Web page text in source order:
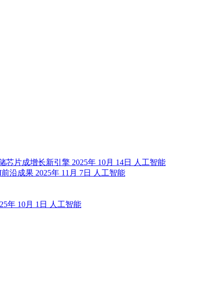
芯片成增长新引擎 2025年 10月 14日
人工智能
前沿成果 2025年 11月 7日
人工智能
年 10月 1日 人工智能